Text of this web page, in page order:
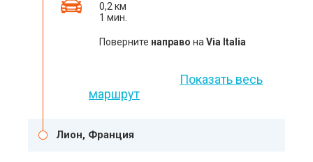
0,2 км
1 мин.
Поверните направо на Via Italia
Показать весь
маршрут
Лион, Франция